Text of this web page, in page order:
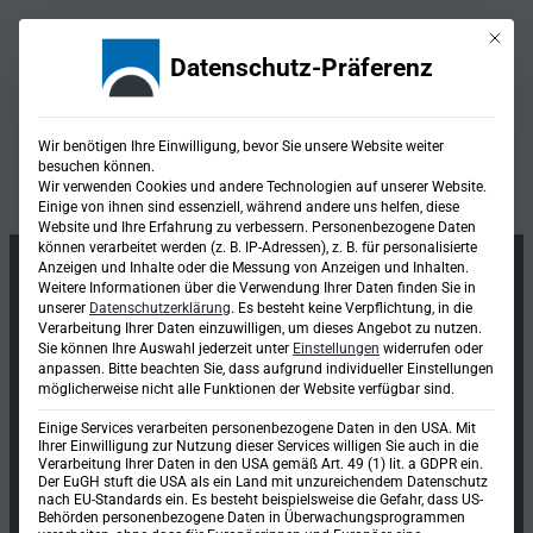
Kategorie:Erneuerbare
Energien
Ingenieurgesellschaft mbH & Co. KG
Mit
Datenschutz-Präferenz
Wir benötigen Ihre Einwilligung, bevor Sie unsere Website weiter
besuchen können.
Wir verwenden Cookies und andere Technologien auf unserer Website.
Einige von ihnen sind essenziell, während andere uns helfen, diese
Website und Ihre Erfahrung zu verbessern. Personenbezogene Daten
können verarbeitet werden (z. B. IP-Adressen), z. B. für personalisierte
Anzeigen und Inhalte oder die Messung von Anzeigen und Inhalten.
Weitere Informationen über die Verwendung Ihrer Daten finden Sie in
unserer Datenschutzerklärung. Es besteht keine Verpflichtung, in die
Verarbeitung Ihrer Daten einzuwilligen, um dieses Angebot zu nutzen.
Sie können Ihre Auswahl jederzeit unter Einstellungen widerrufen oder
anpassen. Bitte beachten Sie, dass aufgrund individueller Einstellungen
möglicherweise nicht alle Funktionen der Website verfügbar sind.
Einige Services verarbeiten personenbezogene Daten in den USA. Mit
Ihrer Einwilligung zur Nutzung dieser Services willigen Sie auch in die
Verarbeitung Ihrer Daten in den USA gemäß Art. 49 (1) lit. a GDPR ein.
Der EuGH stuft die USA als ein Land mit unzureichendem Datenschutz
nach EU-Standards ein. Es besteht beispielsweise die Gefahr, dass US-
Behörden personenbezogene Daten in Überwachungsprogrammen